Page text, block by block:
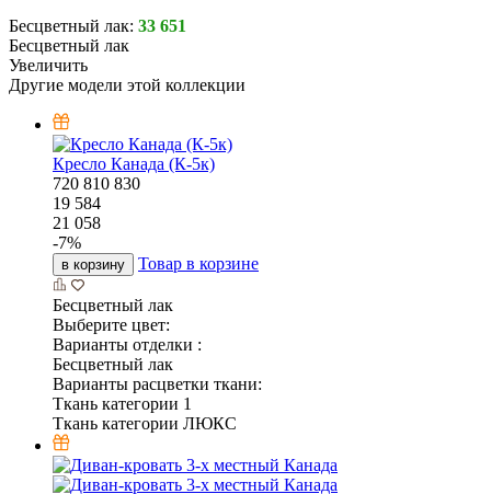
Бесцветный лак: 33 651
Бесцветный лак
Увеличить
Другие модели этой коллекции
Кресло Канада (К-5к)
720 810 830
19 584
21 058
-7%
в корзину Товар в корзине
Бесцветный лак
Выберите цвет:
Варианты отделки :
Бесцветный лак
Варианты расцветки ткани:
Ткань категории 1
Ткань категории ЛЮКС